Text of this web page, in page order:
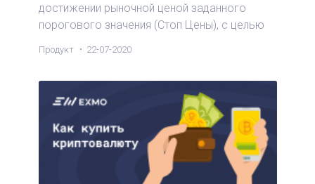
достижении рыночной ценой заданного
порогового значения (Стоп Цены), с целью
негативном движении курса.
Продукт 22-07-2020